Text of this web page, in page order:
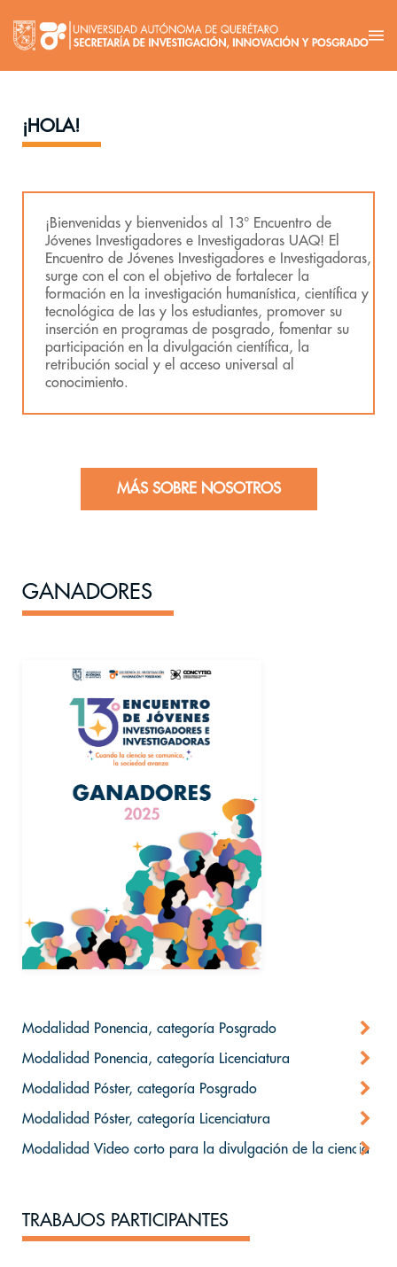
¡HOLA!
¡Bienvenidas y bienvenidos al 13° Encuentro de
Jóvenes Investigadores e Investigadoras UAQ! El
Encuentro de Jóvenes Investigadores e Investigadoras,
surge con el con el objetivo de fortalecer la
formación en la investigación humanística, científica y
tecnológica de las y los estudiantes, promover su
inserción en programas de posgrado, fomentar su
participación en la divulgación científica, la
retribución social y el acceso universal al
conocimiento.
MÁS SOBRE NOSOTROS
GANADORES
Modalidad Ponencia, categoría Posgrado
Modalidad Ponencia, categoría Licenciatura
Modalidad Póster, categoría Posgrado
Modalidad Póster, categoría Licenciatura
Modalidad Video corto para la divulgación de la ciencia
TRABAJOS PARTICIPANTES